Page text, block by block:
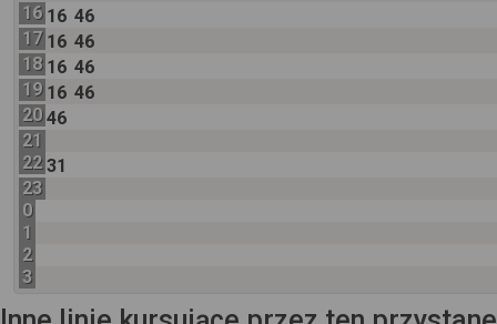
16 16 46
17 16 46
18 16 46
19 16 46
20 46
21
22 31
23
0
1
2
3